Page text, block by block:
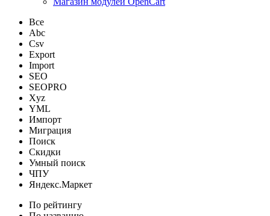
Все
Abc
Csv
Export
Import
SEO
SEOPRO
Xyz
YML
Импорт
Миграция
Поиск
Скидки
Умный поиск
ЧПУ
Яндекс.Маркет
По рейтингу